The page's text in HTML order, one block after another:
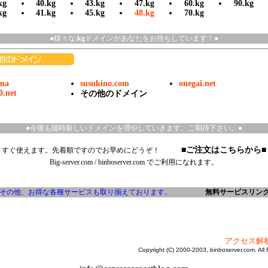
40.kg
41.kg
43.kg
45.kg
47.kg
48.kg
60.kg
70.kg
90.kg
●様々な.kg ドメインがあなたをお待ちしています！●
susukino.com
その他のドメイン
onegai.net
●今後も随時新しいドメインを増やしていきます。ご期待下さい。●
すぐ使えます。先着順ですのでお早めにどうぞ！ ■ご注文はこちらから■
Big-server.com /binboserver.com でご利用になれます。
その他、お得な各種サービスも取り揃えております。 無料サービスリン
アクセス解
Copyright (C) 2000-2003, binboserver.com. All